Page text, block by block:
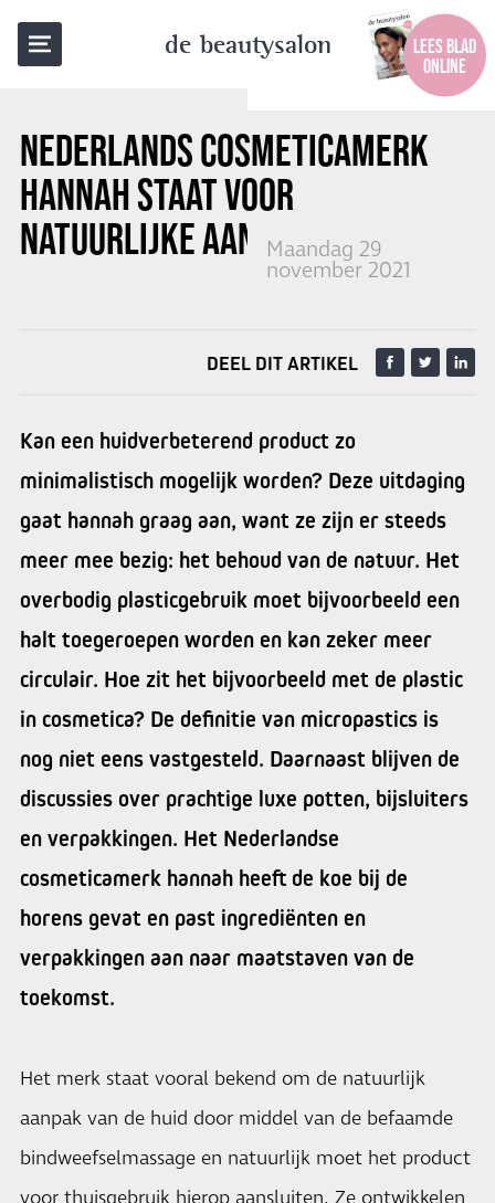
de beautysalon
LEES BLAD
ONLINE
NEDERLANDS COSMETICAMERK
HANNAH STAAT VOOR
NATUURLIJKE AANPAKMaandag 29
november 2021
TERUG NAAR OVERZICHT
DEEL DIT ARTIKEL
Kan een huidverbeterend product zo
minimalistisch mogelijk worden? Deze uitdaging
gaat hannah graag aan, want ze zijn er steeds
meer mee bezig: het behoud van de natuur. Het
overbodig plasticgebruik moet bijvoorbeeld een
halt toegeroepen worden en kan zeker meer
circulair. Hoe zit het bijvoorbeeld met de plastic
in cosmetica? De definitie van micropastics is
nog niet eens vastgesteld. Daarnaast blijven de
discussies over prachtige luxe potten, bijsluiters
en verpakkingen. Het Nederlandse
cosmeticamerk hannah heeft de koe bij de
horens gevat en past ingrediënten en
verpakkingen aan naar maatstaven van de
toekomst.
Het merk staat vooral bekend om de natuurlijk
aanpak van de huid door middel van de befaamde
bindweefselmassage en natuurlijk moet het product